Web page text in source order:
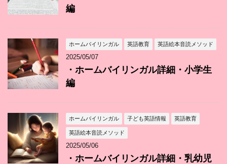
編
ホームバイリンガル 英語教育 英語絵本音読メソッド
2025/05/07
・ホームバイリンガル詳細・小学生
編
ホームバイリンガル 子ども英語情報 英語教育
英語絵本音読メソッド
2025/05/06
・ホームバイリンガル詳細・乳幼児